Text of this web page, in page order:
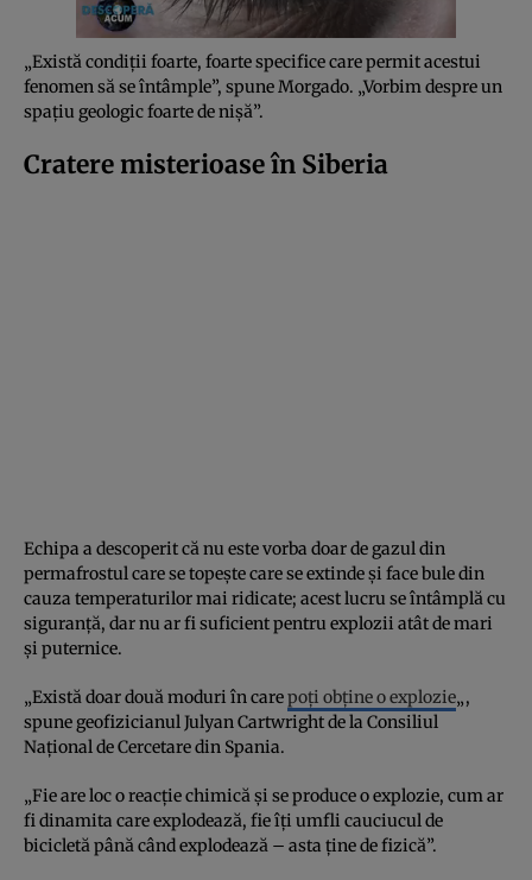
„Există condiții foarte, foarte specifice care permit acestui
fenomen să se întâmple”, spune Morgado. „Vorbim despre un
spațiu geologic foarte de nișă”.
Cratere misterioase în Siberia
Echipa a descoperit că nu este vorba doar de gazul din
permafrostul care se topește care se extinde și face bule din
cauza temperaturilor mai ridicate; acest lucru se întâmplă cu
siguranță, dar nu ar fi suficient pentru explozii atât de mari
și puternice.
„Există doar două moduri în carepoți obține o explozie„,
spune geofizicianul Julyan Cartwright de la Consiliul
Național de Cercetare din Spania.
„Fie are loc o reacție chimică și se produce o explozie, cum ar
fi dinamita care explodează, fie îți umfli cauciucul de
bicicletă până când explodează – asta ține de fizică”.